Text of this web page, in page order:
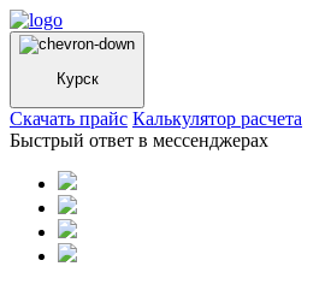
Курск
Cкачать прайс Калькулятор расчета
Быстрый ответ в мессенджерах